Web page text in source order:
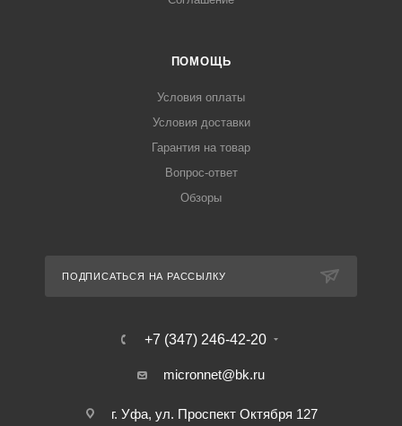
ПОМОЩЬ
Условия оплаты
Условия доставки
Гарантия на товар
Вопрос-ответ
Обзоры
ПОДПИСАТЬСЯ НА РАССЫЛКУ
+7 (347) 246-42-20
micronnet@bk.ru
г. Уфа, ул. Проспект Октября 127